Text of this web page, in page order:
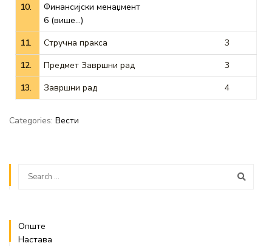
10.
Финансијски менаџмент
6 (више…)
11. Стручна пракса
3
12.
Предмет Завршни рад
3
13.
Завршни рад 4
Categories: Вести
Опште
Настава